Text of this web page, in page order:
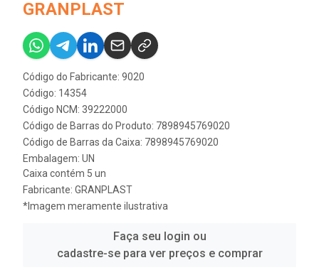
GRANPLAST
Código do Fabricante: 9020
Código: 14354
Código NCM: 39222000
Código de Barras do Produto: 7898945769020
Código de Barras da Caixa: 7898945769020
Embalagem: UN
Caixa contém 5 un
Fabricante: GRANPLAST
*Imagem meramente ilustrativa
Faça seu login ou
cadastre-se para ver preços e comprar